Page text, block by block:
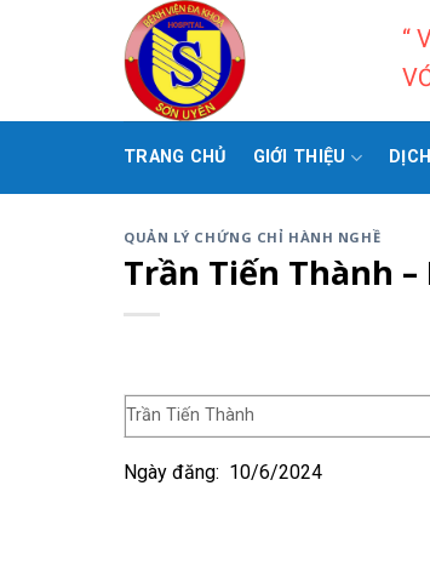
“
TRANG CHỦ GIỚI THIỆU
QUẢN LÝ CHỨNG CHỈ HÀNH NGHỀ
Trần Tiến Thành
Trần Tiến Thành
Ngày đăng: 10/6/2024